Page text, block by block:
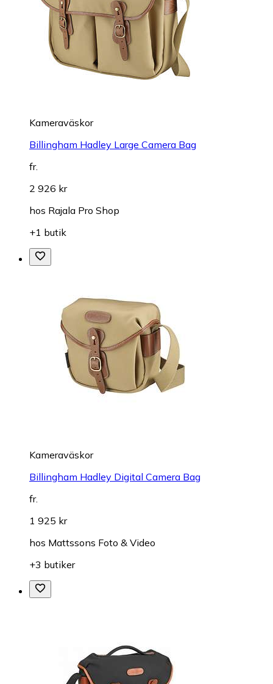
Kameraväskor
Billingham Hadley Large Camera Bag
fr.
2 926 kr
hos Rajala Pro Shop
+1 butik
Kameraväskor
Billingham Hadley Digital Camera Bag
fr.
1 925 kr
hos Mattssons Foto & Video
+3 butiker